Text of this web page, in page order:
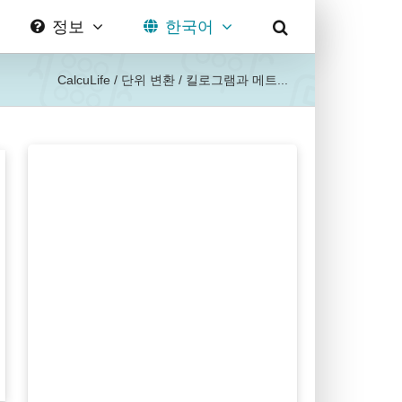
정보 한국어
CalcuLife / 단위 변환 / 킬로그램과 메트...